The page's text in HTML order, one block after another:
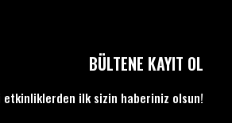
BÜLTENE KAYIT OL
etkinliklerden ilk sizin haberiniz olsun!